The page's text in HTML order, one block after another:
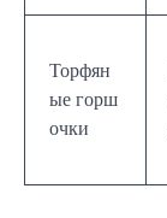
Торфян
ые горш
очки